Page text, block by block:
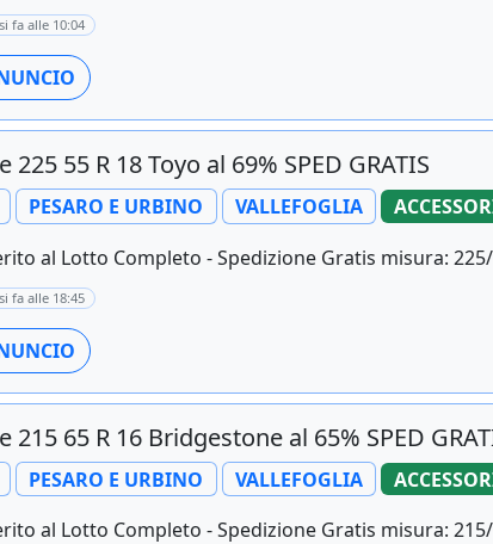
fa alle 10:04
225 55 R 18 Toyo al 69% SPED GRATIS
PESARO E URBINO VALLEFOGLIA
al Lotto Completo - Spedizione Gratis misura:
fa alle 18:45
215 65 R 16 Bridgestone al 65% SPED
PESARO E URBINO VALLEFOGLIA
al Lotto Completo - Spedizione Gratis misura: